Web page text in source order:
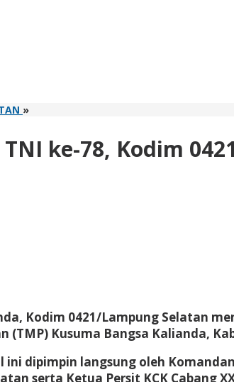
»Peringati
ke-
ke-78, Kodim
Kodim 0421/Lampung Selatan
(TMP) Kusuma Bangsa Kalianda,
ini dipimpin langsung oleh
serta Ketua Persit KCK Cabang